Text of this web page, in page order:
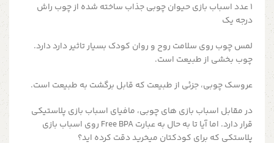
۱ عدد اسباب بازی حیوان چوبی جذاب ساخته شده از چوب راش
درجه یک
لمس چوب روی سلامت روح و روان کودک بسیار تاثیر دارد دارد.
چوب بخشی از طبیعت است.
عروسک چوبی، جزئی از طبیعت که قابل برگشت به طبیعت است.
در مقابل اسباب بازی های چوبی، مافیای اسباب بازی پلاستیکی
قرار دارد. اما آیا تا به حال به عبارت Free BPA روی اسباب بازی
پلاستکی که برای کودکتان میخرید دقت کرده اید؟